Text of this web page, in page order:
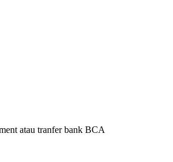
atau tranfer bank BCA